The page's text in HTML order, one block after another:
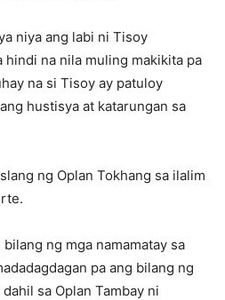
niya ang labi ni Tisoy
hindi na nila muling makikita pa
na si Tisoy ay patuloy
hustisya at katarungan sa
ng Oplan Tokhang sa ilalim
ng mga namamatay sa
pa ang bilang ng
sa Oplan Tambay ni